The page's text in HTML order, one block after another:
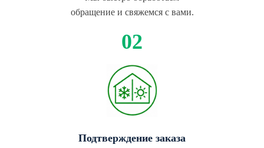
обращение и свяжемся с вами.
Подтверждение заказа